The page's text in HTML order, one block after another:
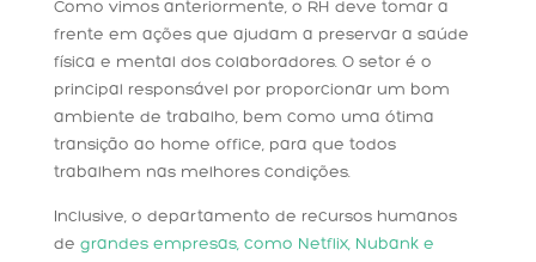
Como vimos anteriormente, o RH deve tomar a
frente em ações que ajudam a preservar a saúde
física e mental dos colaboradores. O setor é o
principal responsável por proporcionar um bom
ambiente de trabalho, bem como uma ótima
transição ao home office, para que todos
trabalhem nas melhores condições.
Inclusive, o departamento de recursos humanos
de grandes empresas, como Netflix, Nubank e